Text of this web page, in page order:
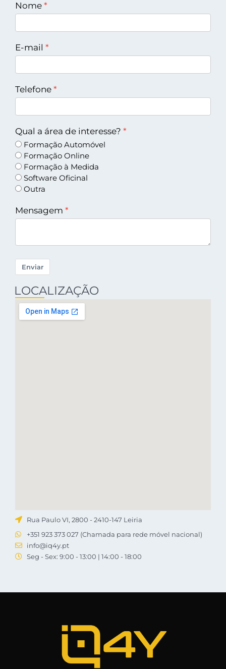
Nome
E-mail
Telefone
Qual a área de interesse?
Formação Automóvel
Formação Online
Formação à Medida
Software Oficinal
Outra
Mensagem
Enviar
LOCALIZAÇÃO
Rua Paulo VI, 2800 - 2410-147 Leiria
+351 923 373 027 (Chamada para rede móvel nacional)
info@iq4y.pt
Seg - Sex: 9:00 - 13:00 | 14:00 - 18:00